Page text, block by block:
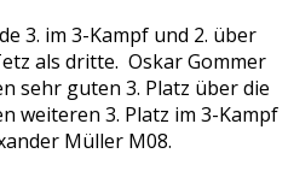
3. im 3-Kampf und 2. über
als dritte. Oskar Gommer
sehr guten 3. Platz über die
weiteren 3. Platz im 3-Kampf
Müller M08.